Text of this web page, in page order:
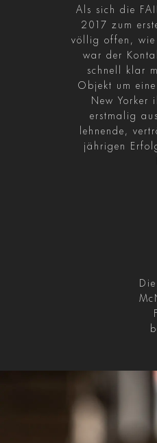
Als sich die
2017 zum
völlig offen, wie
war der
schnell klar
Objekt um
New Yorker
erstmalig
lehnende,
jährigen